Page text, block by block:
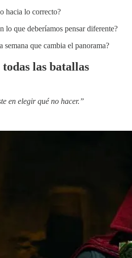
hacia lo correcto?
lo que deberíamos pensar diferente?
semana que cambia el panorama?
las batallas
en elegir qué no hacer.”